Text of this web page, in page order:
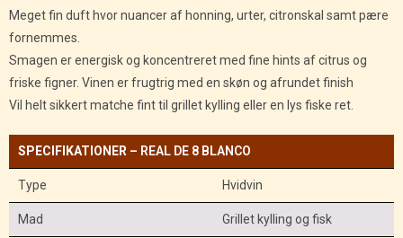
Meget fin duft hvor nuancer af honning, urter, citronskal samt pære
fornemmes.
Smagen er energisk og koncentreret med fine hints af citrus og
friske figner. Vinen er frugtrig med en skøn og afrundet finish
Vil helt sikkert matche fint til grillet kylling eller en lys fiske ret.
SPECIFIKATIONER – REAL DE 8 BLANCO
Type Hvidvin
Mad Grillet kylling og fisk